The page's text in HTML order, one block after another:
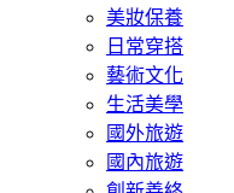
美妝保養
日常穿搭
藝術文化
生活美學
國外旅遊
國內旅遊